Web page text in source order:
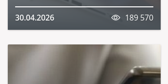
30.04.2026 189 570